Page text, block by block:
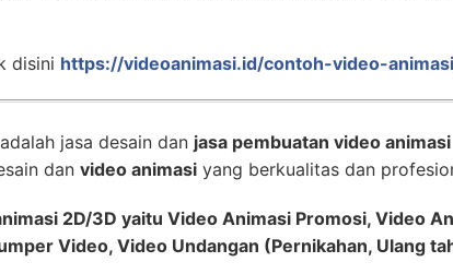
disini https://videoanimasi.id/contoh-video-
adalah jasa desain dan jasa pembuatan video animasi
dan video animasi yang berkualitas dan
2D/3D yaitu Video Animasi Promosi, Video
Video, Video Undangan (Pernikahan, Ulang